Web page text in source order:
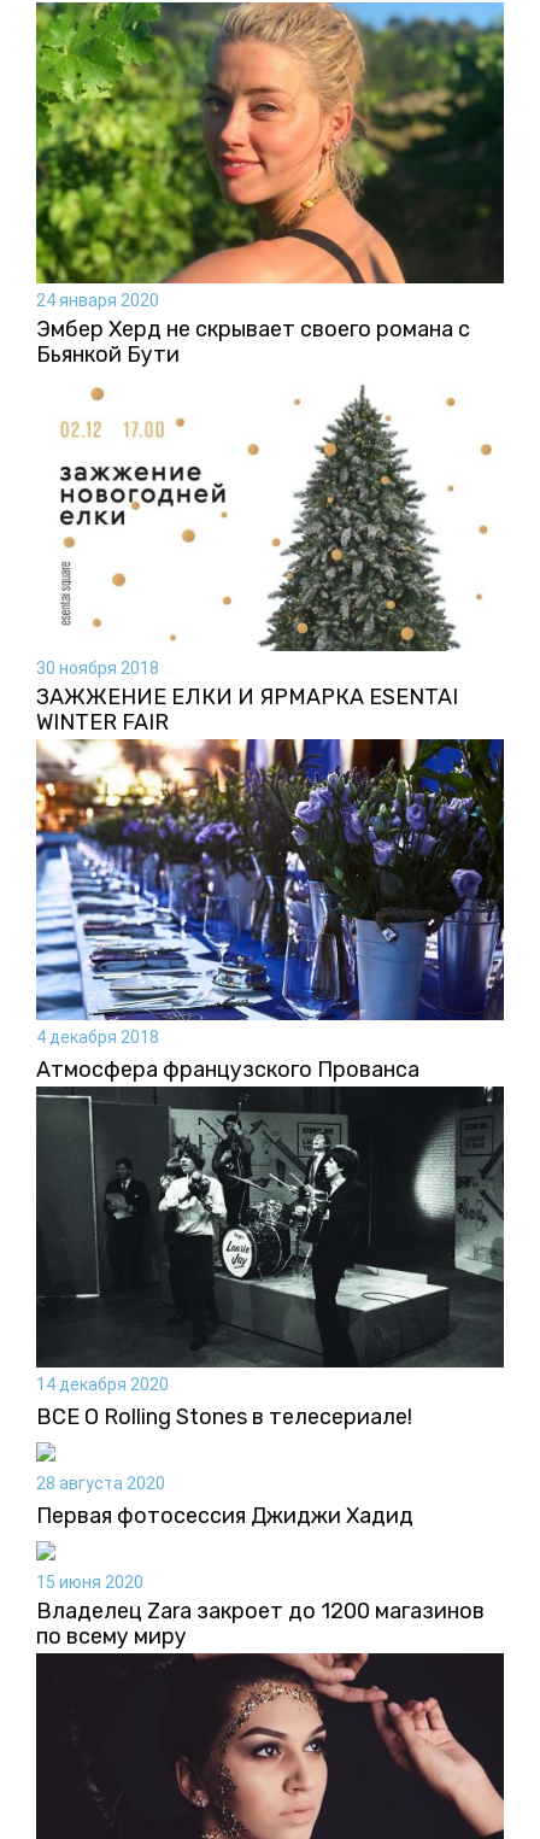
24 января 2020
Эмбер Херд не скрывает своего романа с
Бьянкой Бути
30 ноября 2018
ЗАЖЖЕНИЕ ЕЛКИ И ЯРМАРКА ESENTAI
WINTER FAIR
4 декабря 2018
Атмосфера французского Прованса
14 декабря 2020
ВСЕ О Rolling Stones в телесериале!
28 августа 2020
Первая фотосессия Джиджи Хадид
15 июня 2020
Владелец Zara закроет до 1200 магазинов
по всему миру